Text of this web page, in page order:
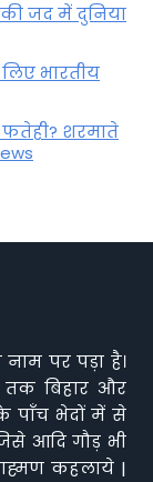
जद में दुनिया
भारतीय
शरमाते
नाम पर पड़ा है।
तक बिहार और
के पाँच भेदों में से
आदि गौड़ भी
कहलाये |